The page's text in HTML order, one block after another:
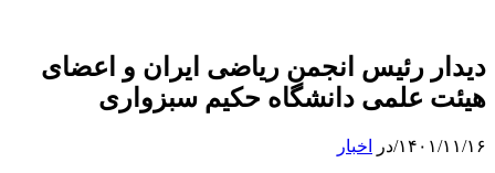
دیدار رئیس انجمن ریاضی ایران و اعضای
هیئت علمی دانشگاه حکیم سبزواری
۱۴۰۱/۱۱/۱۶/در اخبار